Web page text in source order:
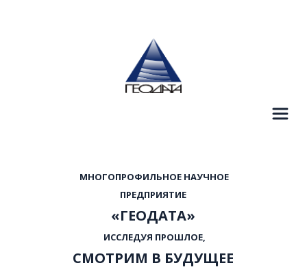
  МНОГОПРОФИЛЬНОЕ НАУЧНОЕ
ПРЕДПРИЯТИЕ
«ГЕОДАТА»
  ИССЛЕДУЯ ПРОШЛОЕ,
СМОТРИМ В БУДУЩЕЕ